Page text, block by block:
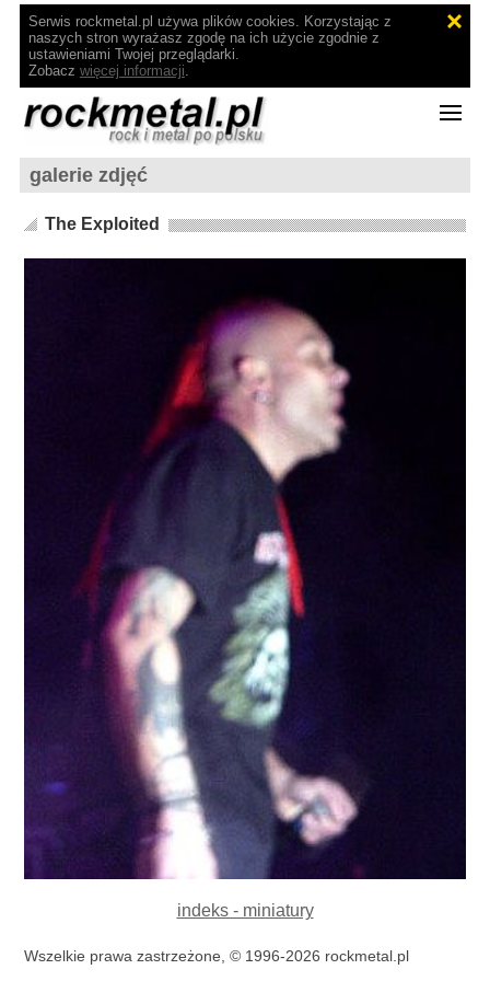
Serwis rockmetal.pl używa plików cookies. Korzystając z
naszych stron wyrażasz zgodę na ich użycie zgodnie z
ustawieniami Twojej przeglądarki.
Zobacz więcej informacji.
galerie zdjęć
The Exploited
indeks - miniatury
Wszelkie prawa zastrzeżone, © 1996-2026 rockmetal.pl